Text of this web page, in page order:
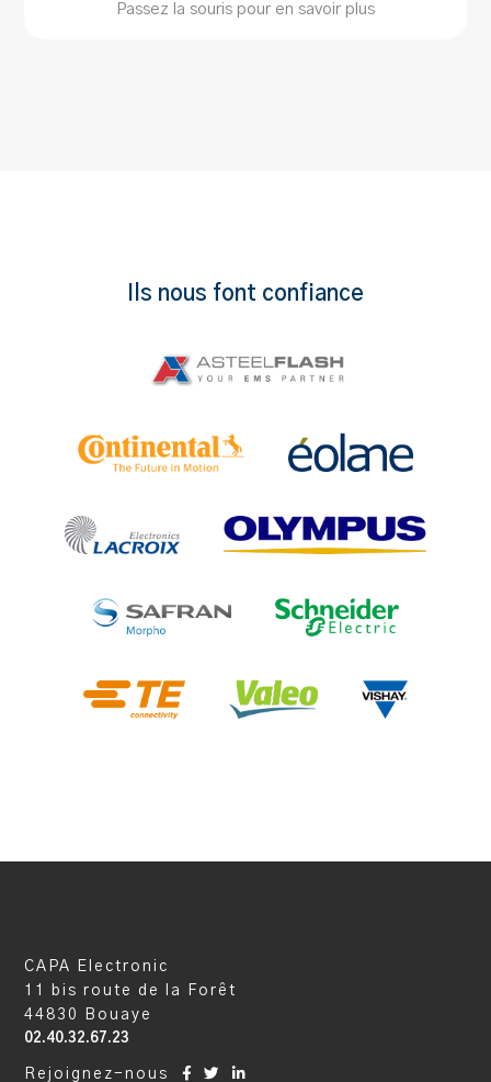
Passez la souris pour en savoir plus
Ils nous font confiance
CAPA Electronic
11 bis route de la Forêt
44830 Bouaye
02.40.32.67.23
Rejoignez-nous